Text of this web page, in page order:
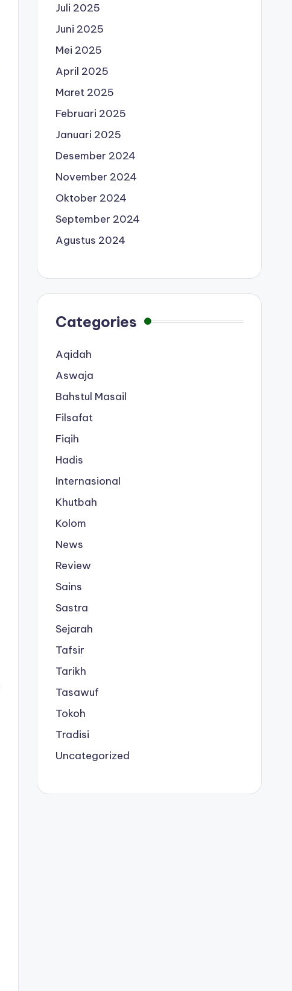
Juli 2025
Juni 2025
Mei 2025
April 2025
Maret 2025
Februari 2025
Januari 2025
Desember 2024
November 2024
Oktober 2024
September 2024
Agustus 2024
Categories
Aqidah
Aswaja
Bahstul Masail
Filsafat
Fiqih
Hadis
Internasional
Khutbah
Kolom
News
Review
Sains
Sastra
Sejarah
Tafsir
Tarikh
Tasawuf
Tokoh
Tradisi
Uncategorized